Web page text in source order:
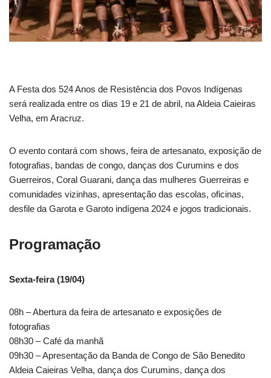
A Festa dos 524 Anos de Resistência dos Povos Indígenas
será realizada entre os dias 19 e 21 de abril, na Aldeia Caieiras
Velha, em Aracruz.
O evento contará com shows, feira de artesanato, exposição de
fotografias, bandas de congo, danças dos Curumins e dos
Guerreiros, Coral Guarani, dança das mulheres Guerreiras e
comunidades vizinhas, apresentação das escolas, oficinas,
desfile da Garota e Garoto indígena 2024 e jogos tradicionais.
Programação
Sexta-feira (19/04)
08h – Abertura da feira de artesanato e exposições de
fotografias
08h30 – Café da manhã
09h30 – Apresentação da Banda de Congo de São Benedito
Aldeia Caieiras Velha, dança dos Curumins, dança dos